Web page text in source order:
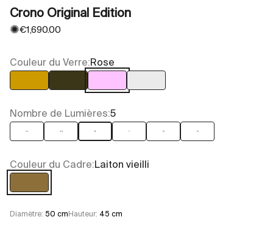
Crono Original Edition
✺Prix de vente
€1,690.00
Couleur du Verre:Rose
Ambre Gris fumé Rose Transparent
Nombre de Lumières:5
4 L 4 S 5 7 10 13
Couleur du Cadre:Laiton vieilli
Laiton vieilli
Diamètre: 50 cm Hauteur: 45 cm